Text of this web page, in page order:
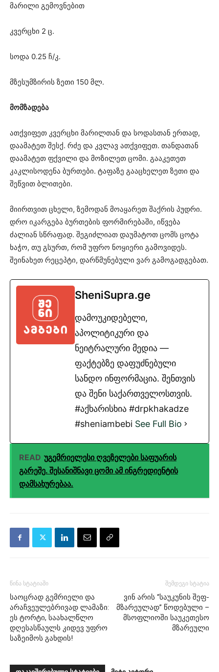
მარილი გემოვნებით
კვერცხი 2 ც.
სოდა 0.25 ჩ/კ.
მზესუმზირის ზეთი 150 მლ.
მომზადება
ათქვიფეთ კვერცხი მარილთან და სოდასთან ერთად,
დაამატეთ შესქ. რძე და კვლავ ათქვიფეთ. თანდათან
დაამატეთ ფქვილი და მოზილეთ ცომი. გააკეთეთ
კაკლისოდენა ბურთები. ტაფაზე გააცხელეთ ზეთი და
შეწვით ბლითები.
მიირთვით ცხელი, ზემოდან მოაყარეთ შაქრის პუდრი.
დრო იკარგება ბურთების ფორმირებაში, იწვება
ძალიან სწრაფად. შეგიძლიათ დაუმატოთ ცომს ცოტა
ხაჭო, თუ გსურთ, რომ უფრო ნოყიერი გამოვიდეს.
შეინახეთ რეცეპტი, დარწმუნებული ვარ გამოგადგებათ.
SheniSupra.ge
დამოუკიდებელი,
აპოლიტიკური და
ნეიტრალური მედია —
ფაქტებზე დაფუძნებული
სანდო ინფორმაცია. შენთვის
და შენი საქართველოსთვის.
#აქხარისხია #drpkhakadze
#sheniambebi See Full Bio
READ უგემრიელესი ღვეზელები საფუარის
გარეშე. შესანიშნავი ცომი ამ ინგრედიენტის
დამსახურებაა.
წინა სტატიაში
საოცრად გემრიელი და
არაჩვეულებრივად ლამაზი:
ეს ტორტი, საახალწლო
დღესასწაულს კიდევ უფრო
საზეიმოს გახდის!
შემდეგი სტატია
ვინ არის “საუკუნის შეფ-
მზარეულად” წოდებული –
მსოფლიოში საუკეთესო
მზარეული